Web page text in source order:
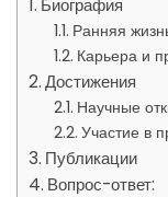
Биография
Ранняя
Карьера и
Достижения
Научные
Участие в
Публикации
Вопрос-ответ: